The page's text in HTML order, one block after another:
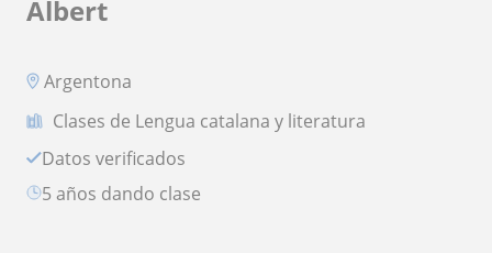
Albert
Argentona
Clases de Lengua catalana y literatura
Datos verificados
5 años dando clase